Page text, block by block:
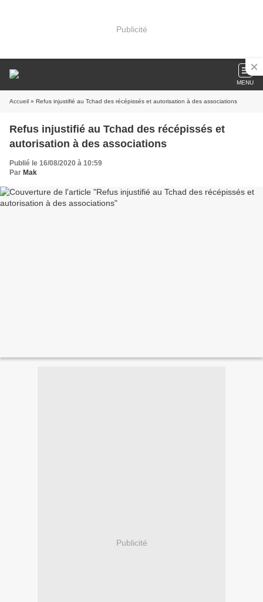
Publicité
MENU
Accueil » Refus injustifié au Tchad des récépissés et autorisation à des associations
Refus injustifié au Tchad des récépissés et
autorisation à des associations
Publié le 16/08/2020 à 10:59
Par Mak
Publicité